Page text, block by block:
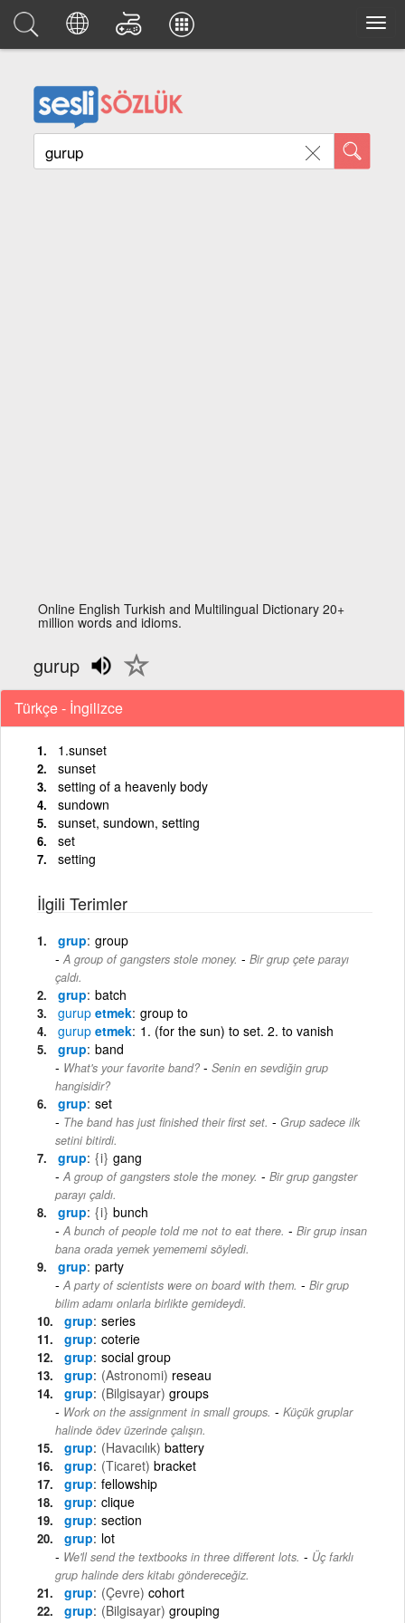
Online English Turkish and Multilingual Dictionary 20+
million words and idioms.
gurup
Türkçe - İngilizce
1.sunset
sunset
setting of a heavenly body
sundown
sunset, sundown, setting
set
setting
İlgili Terimler
grup group
A group of gangsters stole money. - Bir grup çete parayı
çaldı.
grup batch
gurup etmek group to
gurup etmek 1. (for the sun) to set. 2. to vanish
grup band
What's your favorite band? - Senin en sevdiğin grup
hangisidir?
grup set
The band has just finished their first set. - Grup sadece ilk
setini bitirdi.
grup {i} gang
A group of gangsters stole the money. - Bir grup gangster
parayı çaldı.
grup {i} bunch
A bunch of people told me not to eat there. - Bir grup insan
bana orada yemek yemememi söyledi.
grup party
A party of scientists were on board with them. - Bir grup
bilim adamı onlarla birlikte gemideydi.
grup series
grup coterie
grup social group
grup (Astronomi) reseau
grup (Bilgisayar) groups
Work on the assignment in small groups. - Küçük gruplar
halinde ödev üzerinde çalışın.
grup (Havacılık) battery
grup (Ticaret) bracket
grup fellowship
grup clique
grup section
grup lot
We'll send the textbooks in three different lots. - Üç farklı
grup halinde ders kitabı göndereceğiz.
grup (Çevre) cohort
grup (Bilgisayar) grouping